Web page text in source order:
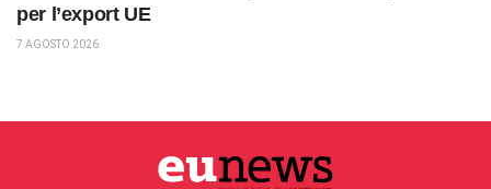
per l’export UE
7 AGOSTO 2026